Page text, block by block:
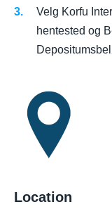
Velg Korfu
hentested og
Location